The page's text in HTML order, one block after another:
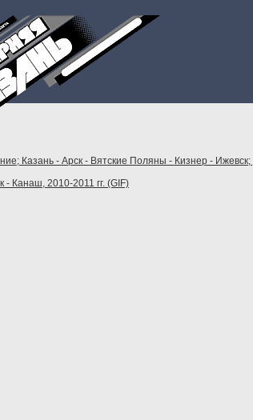
Казань - Арск - Вятские Поляны - Кизнер - Ижевск;
Канаш, 2010-2011 гг. (GIF)